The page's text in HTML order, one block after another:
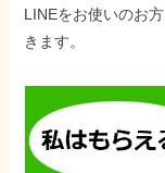
LINEをお使いのお
きます。